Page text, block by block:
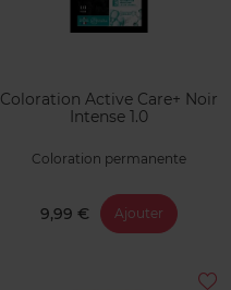
Coloration Active Care+ Noir
Intense 1.0
Coloration permanente
9,99 € Ajouter